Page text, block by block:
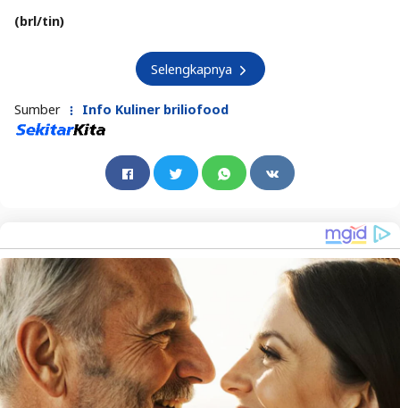
(brl/tin)
Selengkapnya
Sumber Info Kuliner briliofood